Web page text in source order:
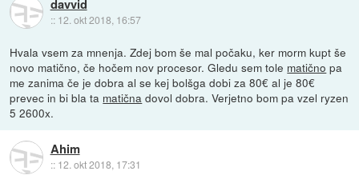
davvid
:: 12. okt 2018, 16:57
Hvala vsem za mnenja. Zdej bom še mal počaku, ker morm kupt še
novo matično, če hočem nov procesor. Gledu sem tole matično pa
me zanima če je dobra al se kej bolšga dobi za 80€ al je 80€
prevec in bi bla ta matična dovol dobra. Verjetno bom pa vzel ryzen
5 2600x.
Ahim
:: 12. okt 2018, 17:31